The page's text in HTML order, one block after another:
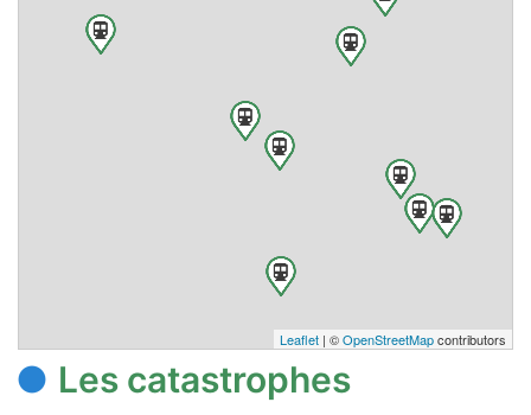
Leaflet | ©OpenStreetMapcontributors
Les catastrophes